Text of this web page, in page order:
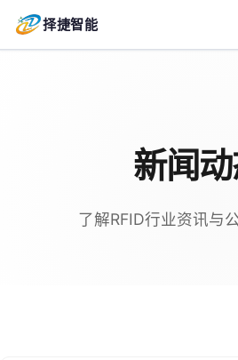
择捷智能
新闻
了解RFID行业资讯与